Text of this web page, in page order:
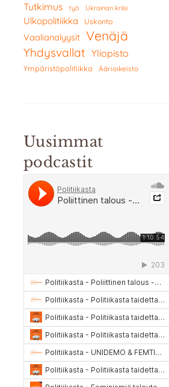
Tutkimus työ Ukrainan kriisi
Ulkopolitiikka Uskonto
Vaalianalyysit Venäjä
Yhdysvallat Yliopisto
Ympäristöpolitiikka Äärioikeisto
Uusimmat
podcastit